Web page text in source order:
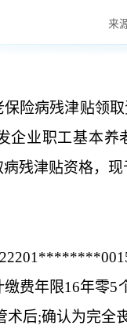
来
保险病残津贴领
企业职工基本养
病残津贴资格，现
缴费年限16年零5
后;确认为完全